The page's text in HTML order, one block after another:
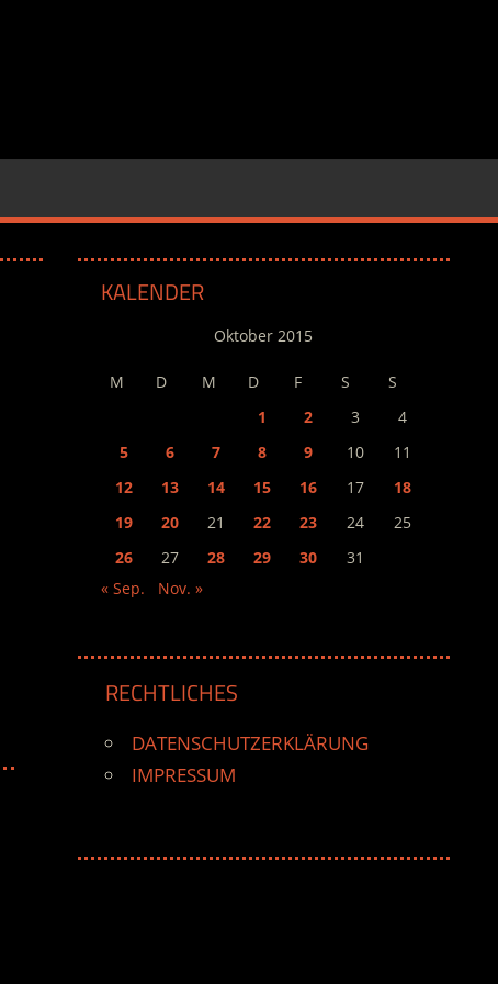
KALENDER
Oktober 2015
M D M D F S
S
1
2 3
4
5
6 7 8 9 10
11
12
13 14 15 16 17
18
19
20 21 22 23 24
25
26
27 28 29 30
31
« Sep.
Nov. »
RECHTLICHES
DATENSCHUTZERKLÄRUNG
IMPRESSUM